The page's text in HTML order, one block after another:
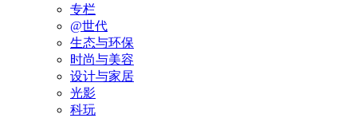
专栏
@世代
生态与环保
时尚与美容
设计与家居
光影
科玩